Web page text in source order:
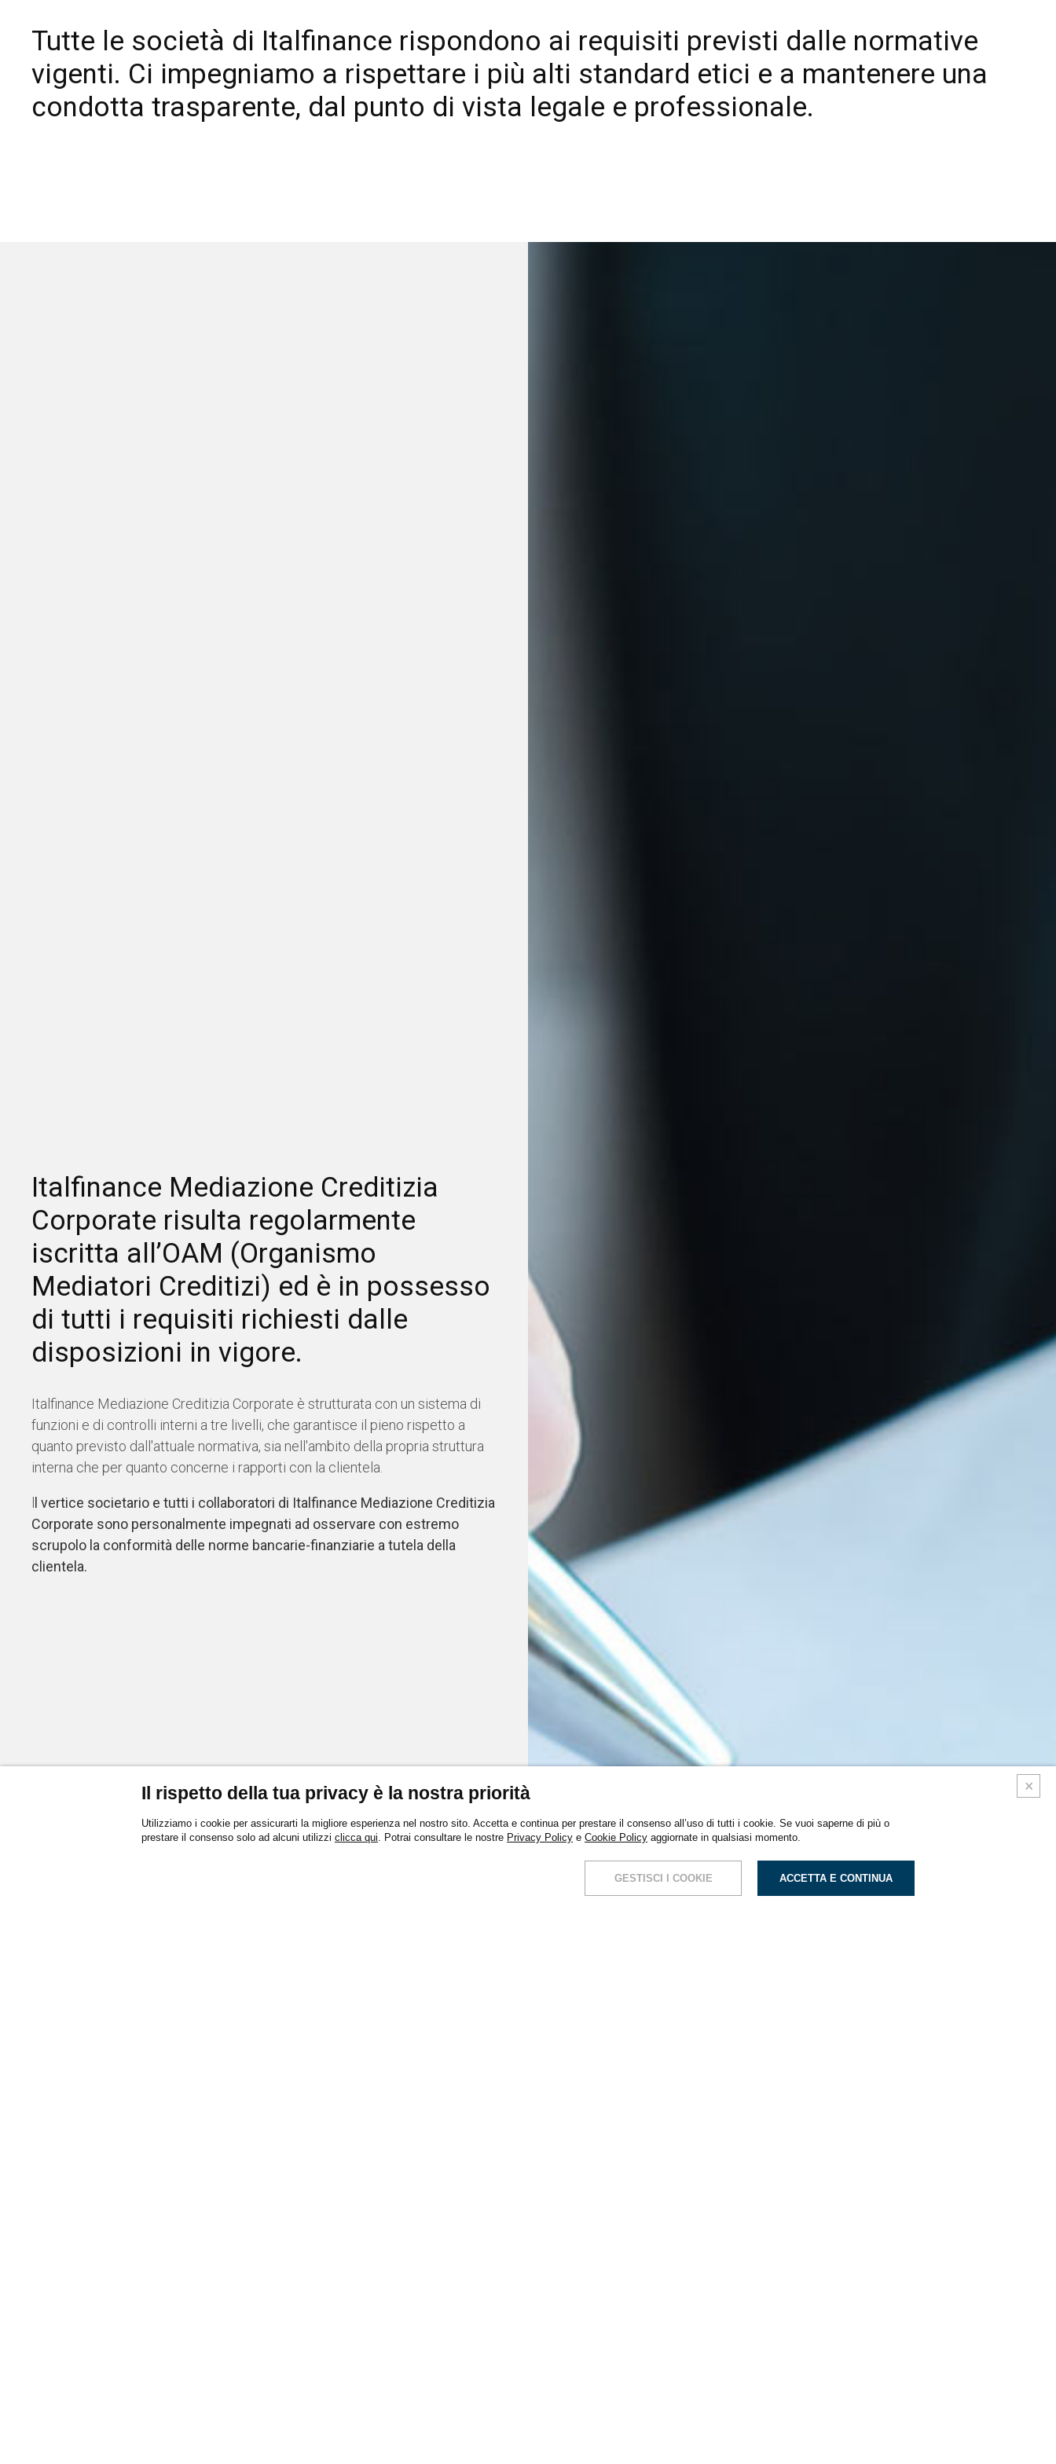
Lavora con noi
Lavora con noi
Rassegna stampa
Rassegna stampa
Blog
Blog
Glossario e faq
Glossario e faq
Contatti
Contatti
Tutte le società di Italfinance rispondono ai requisiti previsti dalle normative
vigenti. Ci impegniamo a rispettare i più alti standard etici e a mantenere una
condotta trasparente, dal punto di vista legale e professionale.
Italfinance Mediazione Creditizia
Corporate risulta regolarmente
iscritta all’OAM (Organismo
Mediatori Creditizi) ed è in possesso
di tutti i requisiti richiesti dalle
disposizioni in vigore.
Italfinance Mediazione Creditizia Corporate è strutturata con un sistema di
funzioni e di controlli interni a tre livelli, che garantisce il pieno rispetto a
quanto previsto dall'attuale normativa, sia nell'ambito della propria struttura
interna che per quanto concerne i rapporti con la clientela.
ll vertice societario e tutti i collaboratori di Italfinance Mediazione Creditizia
Corporate sono personalmente impegnati ad osservare con estremo
scrupolo la conformità delle norme bancarie-finanziarie a tutela della
clientela.
Il rispetto della tua privacy è la nostra priorità
Utilizziamo i cookie per assicurarti la migliore esperienza nel nostro sito. Accetta e continua per prestare il consenso all’uso di tutti i cookie. Se vuoi saperne di più o
prestare il consenso solo ad alcuni utilizzi clicca qui. Potrai consultare le nostre Privacy Policy e Cookie Policy aggiornate in qualsiasi momento.
GESTISCI I COOKIE ACCETTA E CONTINUA